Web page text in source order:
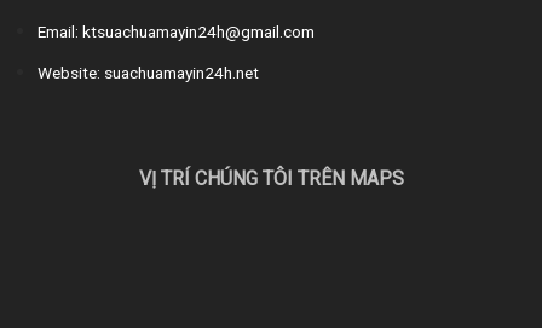
Email: ktsuachuamayin24h@gmail.com
Website: suachuamayin24h.net
VỊ TRÍ CHÚNG TÔI TRÊN MAPS